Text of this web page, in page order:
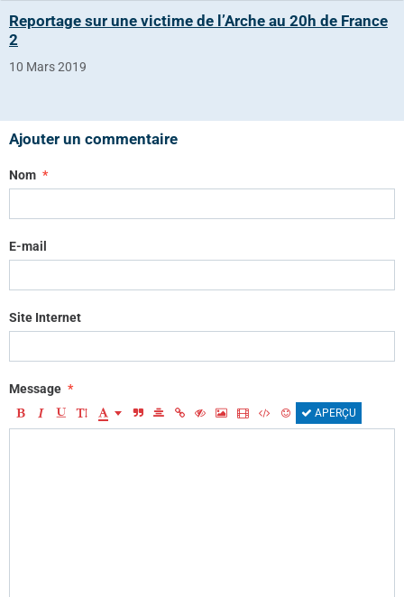
Reportage sur une victime de l’Arche au 20h de France
2
10 Mars 2019
Ajouter un commentaire
Nom
E-mail
Site Internet
Message
APERÇU